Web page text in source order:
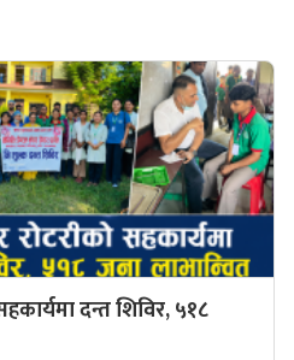
दन्त शिविर, ५१८